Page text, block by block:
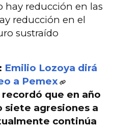
reducción en las
reducción en el
sustraído
Emilio Lozoya dirá
a Pemex
que en año
siete agresiones a
continúa